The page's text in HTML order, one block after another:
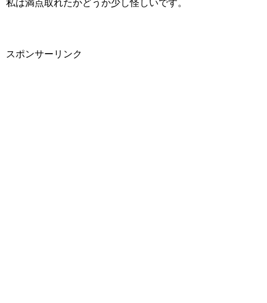
私は満点取れたかどうか少し怪しいです。
スポンサーリンク